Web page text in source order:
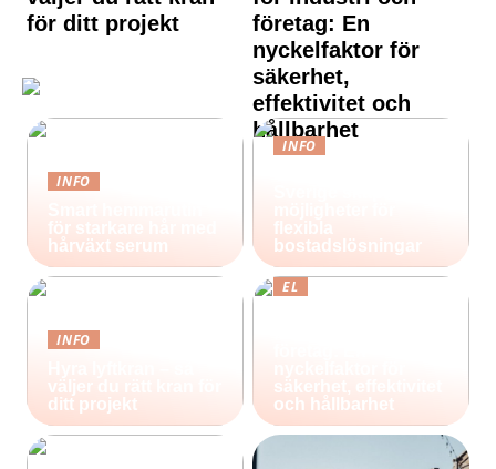
för ditt projekt
företag: En
nyckelfaktor för
säkerhet,
effektivitet och
hållbarhet
INFO
för starkare hår med
hårväxt serum
INFO
flexibla
bostadslösningar
INFO
väljer du rätt kran för
ditt projekt
EL
säkerhet, effektivitet
och hållbarhet